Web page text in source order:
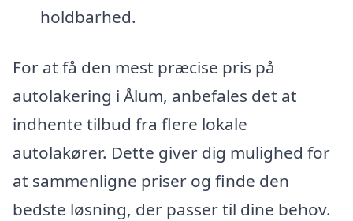
holdbarhed.
For at få den mest præcise pris på
autolakering i Ålum, anbefales det at
indhente tilbud fra flere lokale
autolakører. Dette giver dig mulighed for
at sammenligne priser og finde den
bedste løsning, der passer til dine behov.